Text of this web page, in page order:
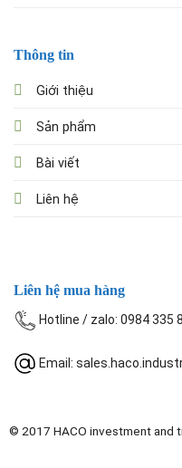
Thông tin
Giới thiệu
Sản phẩm
Bài viết
Liên hệ
Liên hệ mua hàng
Hotline / zalo: 0984 335
Email:
© 2017 HACO investment and